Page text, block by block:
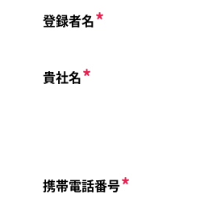
登録者名
貴社名
携帯電話番号